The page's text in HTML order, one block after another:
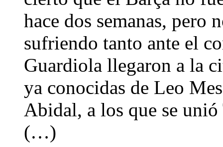
hace dos semanas, pero
sufriendo tanto ante el
Guardiola llegaron a la
ya conocidas de Leo
Abidal, a los que se
(…)